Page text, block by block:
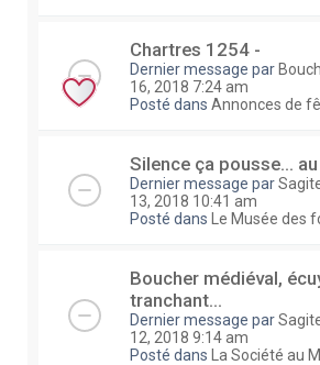
Chartres 1254 -
Dernier message par
16, 2018 7:24 am
Posté dans Annonces de
Silence ça pousse... au
Dernier message par
13, 2018 10:41 am
Posté dans
Le Musée des
Boucher médiéval,
tranchant...
Dernier message par
12, 2018 9:14 am
Posté dans
La Société au